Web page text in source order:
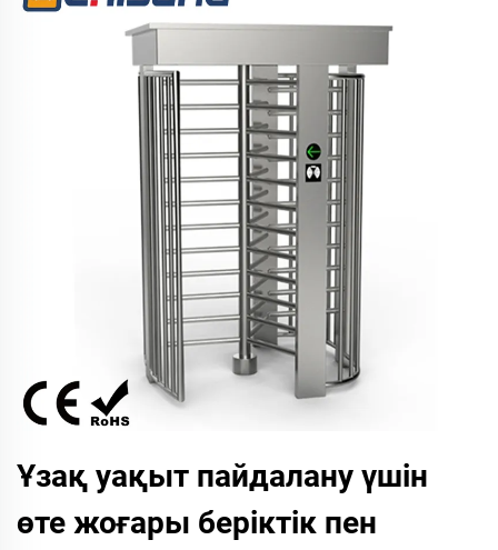
Ұзақ уақыт пайдалану үшін
өте жоғары беріктік пен